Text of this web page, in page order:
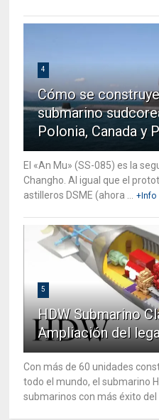
4
Cómo se
submarino
Polonia, Canada y
El «An Mu» (SS-085) es la
Changho. Al igual que el
astilleros DSME (ahora ...
+Info
5
HDW Submarino
Ampliación del
Con más de 60 unidades
todo el mundo, el submarino
submarinos con más éxito del